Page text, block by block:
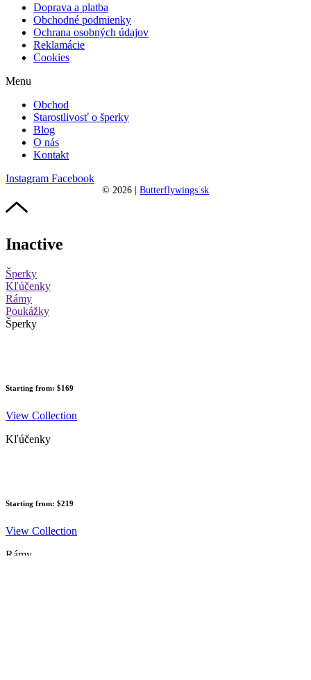
Doprava a platba
Obchodné podmienky
Ochrana osobných údajov
Reklamácie
Cookies
Menu
Obchod
Starostlivosť o šperky
Blog
O nás
Kontakt
Instagram Facebook
© 2026 Butterflywings.sk
Inactive
Šperky
Kľúčenky
Rámy
Poukážky
Šperky
Starting from: $169
View Collection
Kľúčenky
Starting from: $219
View Collection
Rámy